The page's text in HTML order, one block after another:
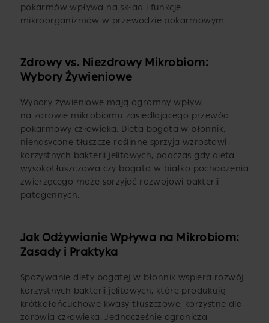
pokarmów wpływa na skład i funkcje
mikroorganizmów w przewodzie pokarmowym.
Zdrowy vs. Niezdrowy Mikrobiom:
Wybory Żywieniowe
Wybory żywieniowe mają ogromny wpływ
na zdrowie mikrobiomu zasiedlającego przewód
pokarmowy człowieka. Dieta bogata w błonnik,
nienasycone tłuszcze roślinne sprzyja wzrostowi
korzystnych bakterii jelitowych, podczas gdy dieta
wysokotłuszczowa czy bogata w białko pochodzenia
zwierzęcego może sprzyjać rozwojowi bakterii
patogennych.
Jak Odżywianie Wpływa na Mikrobiom:
Zasady i Praktyka
Spożywanie diety bogatej w błonnik wspiera rozwój
korzystnych bakterii jelitowych, które produkują
krótkołańcuchowe kwasy tłuszczowe, korzystne dla
zdrowia człowieka. Jednocześnie ogranicza